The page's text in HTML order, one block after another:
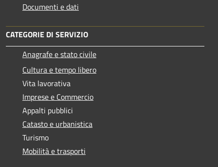
Documenti e dati
CATEGORIE DI SERVIZIO
Anagrafe e stato civile
Cultura e tempo libero
Vita lavorativa
Imprese e Commercio
Appalti pubblici
Catasto e urbanistica
Turismo
Mobilità e trasporti